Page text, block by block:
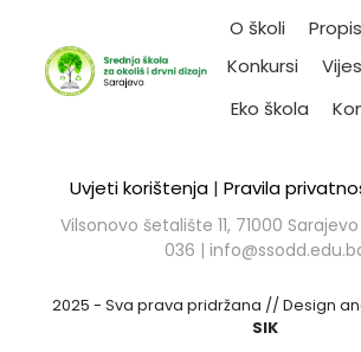
O školi
Konkursi
Eko škola
Uvjeti korištenja| Pravila
Vilsonovo šetalište 11, 71000
036 |
2025 - Sva prava pridržana // Design
SIK